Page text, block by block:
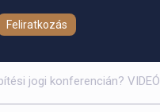
Feliratkozás
jogi konferencián? VIDEÓ